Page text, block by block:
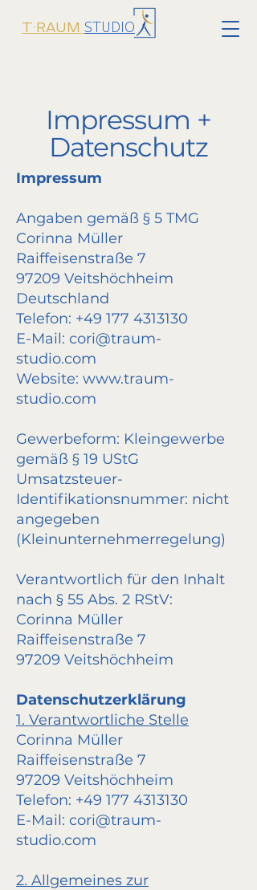
T·RAUM STUDIO
Impressum +
Datenschutz
Impressum
Angaben gemäß § 5 TMG
Corinna Müller
Raiffeisenstraße 7
97209 Veitshöchheim
Deutschland
Telefon: +49 177 4313130
E-Mail: cori@traum-
studio.com
Website: www.traum-
studio.com
Gewerbeform: Kleingewerbe
gemäß § 19 UStG
Umsatzsteuer-
Identifikationsnummer: nicht
angegeben
(Kleinunternehmerregelung)
Verantwortlich für den Inhalt
nach § 55 Abs. 2 RStV:
Corinna Müller
Raiffeisenstraße 7
97209 Veitshöchheim
Datenschutzerklärung
1. Verantwortliche Stelle
Corinna Müller
Raiffeisenstraße 7
97209 Veitshöchheim
Telefon: +49 177 4313130
E-Mail: cori@traum-
studio.com
2. Allgemeines zur